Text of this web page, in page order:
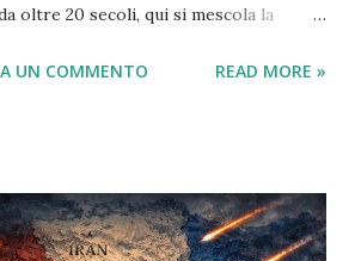
oltre 20 secoli, qui si mescola la
suo, raccontato da favole medievali e
decise di combattere le eresie .
fare luce in una vicenda che mischia
UN COMMENTO READ MORE »